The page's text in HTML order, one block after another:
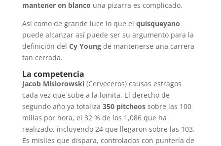
mantener en blanco una pizarra es complicado.
Así como de grande luce lo que el quisqueyano
puede alcanzar así puede ser su argumento para la
definición del Cy Youngde mantenerse una carrera
tan cerrada.
La competencia
Jacob Misiorowski(Cerveceros) causas estragos
cada vez que sube a la lomita. El derecho de
segundo año ya totaliza 350 pitcheossobre las 100
millas por hora, el 32 % de los 1,086 que ha
realizado, incluyendo 24 que llegaron sobre las 103.
Es misiles que dispara, controlados con puntería de